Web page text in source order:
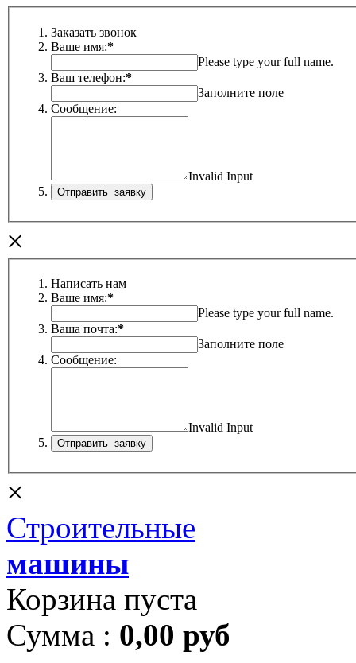
Заказать звонок
Ваше имя:*
Please type your full name.
Ваш телефон:*
Заполните поле
Сообщение:
Invalid Input
×
Написать нам
Ваше имя:*
Please type your full name.
Ваша почта:*
Заполните поле
Сообщение:
Invalid Input
×
Строительные
машины
Корзина пуста
Сумма : 0,00 руб